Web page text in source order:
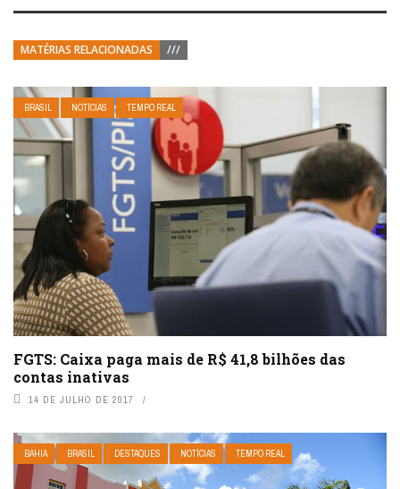
MATÉRIAS RELACIONADAS ///
BRASIL NOTÍCIAS TEMPO REAL
FGTS: Caixa paga mais de R$ 41,8 bilhões das
contas inativas
14 DE JULHO DE 2017
BAHIA BRASIL DESTAQUES NOTÍCIAS TEMPO REAL